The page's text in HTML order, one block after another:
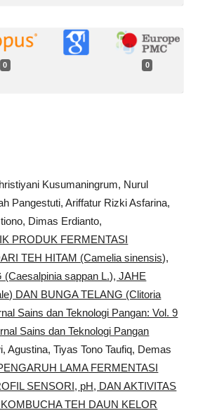
0 0
Kusumaningrum, Nurul
Pangestuti, Ariffatur Rizki Asfarina,
Dimas Erdianto,
PRODUK FERMENTASI
TEH HITAM (Camelia sinensis),
(Caesalpinia sappan L.), JAHE
DAN BUNGA TELANG (Clitoria
Sains dan Teknologi Pangan: Vol. 9
Sains dan Teknologi Pangan
Agustina, Tiyas Tono Taufiq, Demas
LAMA FERMENTASI
SENSORI, pH, DAN AKTIVITAS
TEH DAUN KELOR